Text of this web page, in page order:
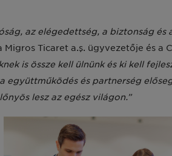
az elégedettség, a biztonság
Ticaret a.ş. ügyvezetője és a
is össze kell ülnünk és ki kell
együttműködés és partnerség
lesz az egész világon.”